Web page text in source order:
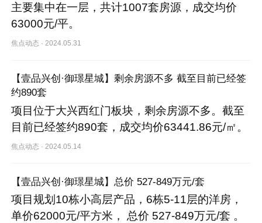
主要集中在一层，共计1007套房源，成交均价
63000元/平。
焦点动态 · 2024.05.31
【壹品兴创·御璟星城】剩余房源不多 截至目前已经签
约890套
项目位于大兴西红门板块，剩余房源不多。截至
目前已经签约890套，成交均价63441.86元/㎡。
焦点动态 · 2024.05.14
项目规划10栋小高层产品，6栋5-11层的洋房，
单价62000元/平方米， 总价 527-849万元/套 。